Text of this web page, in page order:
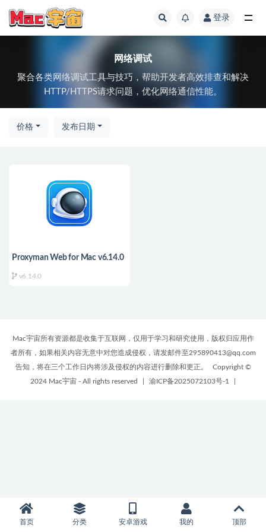
登录
网络调试
聚合各类网络调试工具与技巧，帮助开发者高效排查和解决
HTTP/HTTPS请求问题，优化网络通信性能。
价格 发布日期
Proxyman Web for Mac v6.14.0
v6.14.0
Mac宇宙所有资源都是收集于互联网，仅用于学习和研究使用，版权归应用作
者所有，如果相关内容无意中对您造成侵权，请发邮件至295890413@qq.com
告知，将在三个工作日内将涉及侵权的内容进行删除和更正。
Copyright ©
2024 Mac宇宙 - All rights reserved
渝ICP备2025072103号-1
首页 分类 安卓游戏 我的 顶部